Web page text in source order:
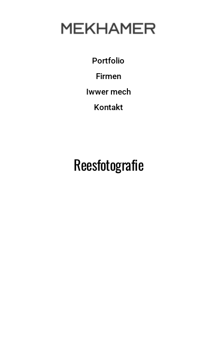
Portfolio
Firmen
Iwwer mech
Kontakt
Reesfotografie